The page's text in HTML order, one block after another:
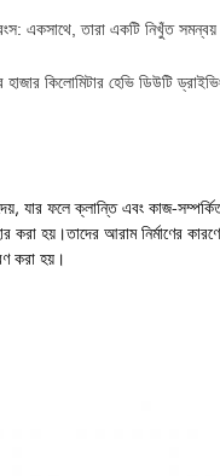
একসাথে, তারা একটি নিখুঁত
কিলোমিটার হেভি ডিউটি
ফলে ক্লান্তি এবং কাজ-সম্পর্কিত
হয়।তাদের আরাম নির্মাণের
করা হয়।